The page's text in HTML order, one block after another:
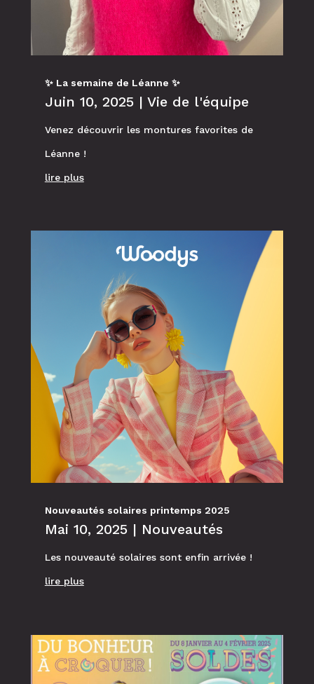
✨ La semaine de Léanne ✨
Juin 10, 2025 | Vie de l'équipe
Venez découvrir les montures favorites de
Léanne !
lire plus
Nouveautés solaires printemps 2025
Mai 10, 2025 | Nouveautés
Les nouveauté solaires sont enfin arrivée !
lire plus